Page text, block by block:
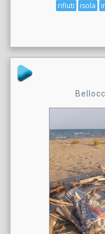
isola
rifiuti